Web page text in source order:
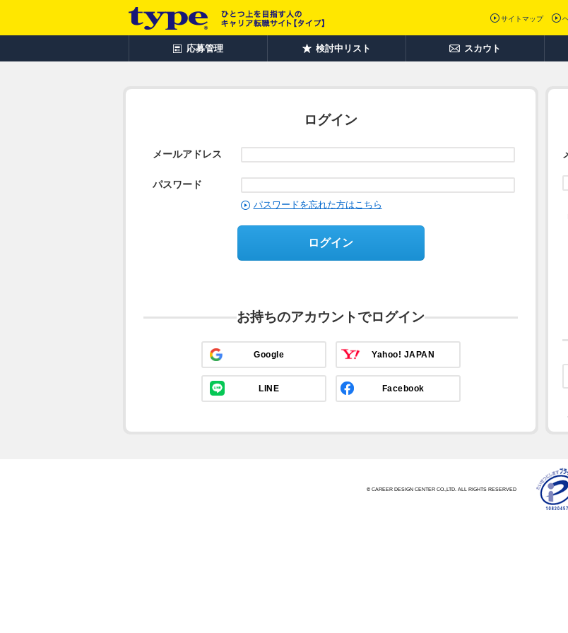
サイトマップ
応募管理 検討中リスト スカウト
ログイン
メールアドレス
パスワード
パスワードを忘れた方はこちら
ログイン
お持ちのアカウントでログイン
Google Yahoo! JAPAN
LINE Facebook
© CAREER DESIGN CENTER CO.,LTD. ALL RIGHTS RESERVED